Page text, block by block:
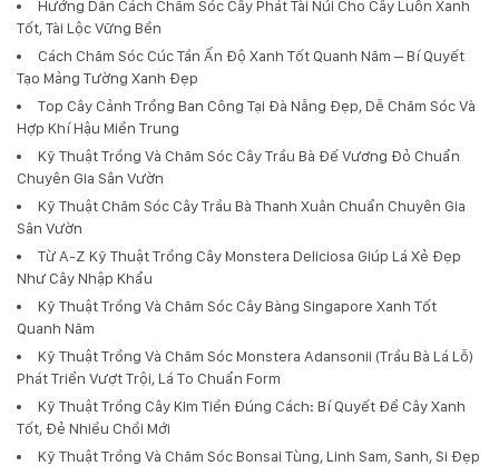
Hướng Dẫn Cách Chăm Sóc Cây Phát Tài Núi Cho Cây Luôn Xanh
Tốt, Tài Lộc Vững Bền
Cách Chăm Sóc Cúc Tần Ấn Độ Xanh Tốt Quanh Năm – Bí Quyết
Tạo Mảng Tường Xanh Đẹp
Top Cây Cảnh Trồng Ban Công Tại Đà Nẵng Đẹp, Dễ Chăm Sóc Và
Hợp Khí Hậu Miền Trung
Kỹ Thuật Trồng Và Chăm Sóc Cây Trầu Bà Đế Vương Đỏ Chuẩn
Chuyên Gia Sân Vườn
Kỹ Thuật Chăm Sóc Cây Trầu Bà Thanh Xuân Chuẩn Chuyên Gia
Sân Vườn
Từ A-Z Kỹ Thuật Trồng Cây Monstera Deliciosa Giúp Lá Xẻ Đẹp
Như Cây Nhập Khẩu
Kỹ Thuật Trồng Và Chăm Sóc Cây Bàng Singapore Xanh Tốt
Quanh Năm
Kỹ Thuật Trồng Và Chăm Sóc Monstera Adansonii (Trầu Bà Lá Lỗ)
Phát Triển Vượt Trội, Lá To Chuẩn Form
Kỹ Thuật Trồng Cây Kim Tiền Đúng Cách: Bí Quyết Để Cây Xanh
Tốt, Đẻ Nhiều Chồi Mới
Kỹ Thuật Trồng Và Chăm Sóc Bonsai Tùng, Linh Sam, Sanh, Si Đẹp